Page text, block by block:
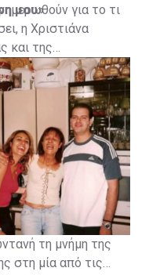
για το τι
μου»
η Χριστιάνα
και της
τη μνήμη της
στη μία από τις